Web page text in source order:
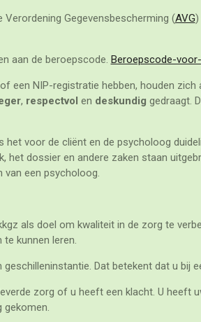
Verordening Gegevensbescherming (AVG)
aan de beroepscode. Beroepscode-
een NIP-registratie hebben, houden
, respectvol en deskundig gedraagt.
voor de cliënt en de psycholoog
het dossier en andere zaken staan
een psycholoog.
als doel om kwaliteit in de zorg te
kunnen leren.
Dat betekent dat u bij
zorg of u heeft een klacht. U heeft